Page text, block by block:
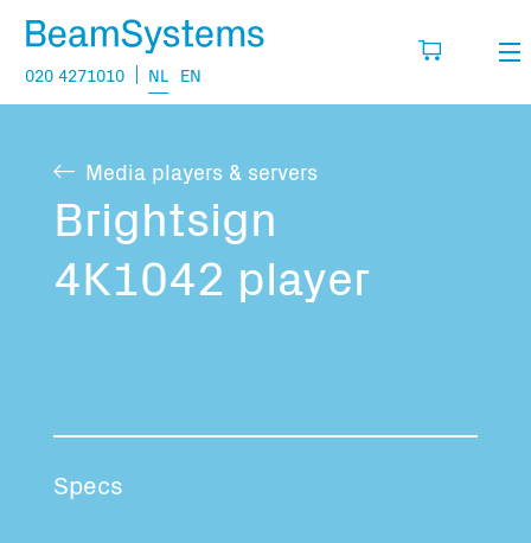
020 4271010 NL EN
Verkoop
Projecten
Vragen
Mijn wensenlijst
Vul hier de producten in die je denkt nodig
te hebben.
Transport informatie:
Media players & servers
Brightsign
4K1042 player
Specs